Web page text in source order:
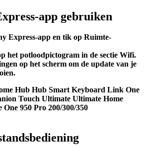
app gebruiken
Express-app en tik op Ruimte-
het potloodpictogram in de sectie Wifi.
op het scherm om de update van je
Hub Hub Smart Keyboard Link One
Touch Ultimate Ultimate Home
One 950 Pro 200/300/350